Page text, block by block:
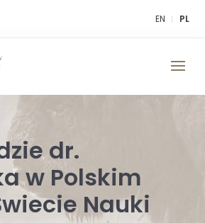
EN PL
dr.
w Polskim
Nauki